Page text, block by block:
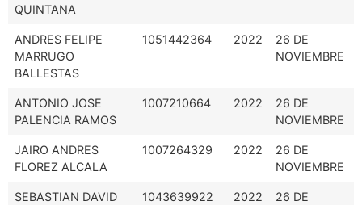
QUINTANA
ANDRES FELIPE
MARRUGO
BALLESTAS
1051442364 2022
26 DE
NOVIEMBRE
ANTONIO JOSE
PALENCIA RAMOS
1007210664 2022
26 DE
NOVIEMBRE
JAIRO ANDRES
FLOREZ ALCALA
1007264329 2022
26 DE
NOVIEMBRE
SEBASTIAN DAVID
1043639922 2022
26 DE